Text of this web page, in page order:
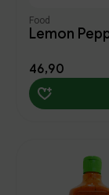
Subcategoria
Food
Ordenar por
(7)
Food
Lemon
46,90
Número
Complemento
Nova Senha
Confirmação
Buscar
Digite um